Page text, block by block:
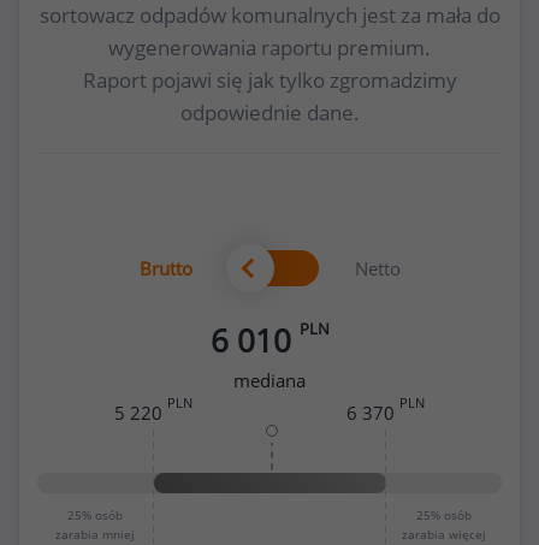
sortowacz odpadów komunalnych jest za mała do
wygenerowania raportu premium.
Raport pojawi się jak tylko zgromadzimy
odpowiednie dane.
Brutto Netto
6 010 PLN
mediana
25% osób
zarabia mniej
25% osób
zarabia więcej
5 220 PLN 6 370 PLN